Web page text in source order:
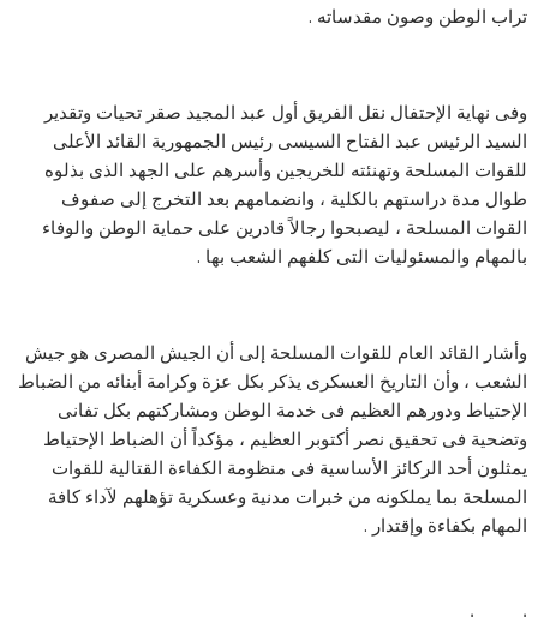
تراب الوطن وصون مقدساته .
وفى نهاية الإحتفال نقل الفريق أول عبد المجيد صقر تحيات وتقدير
السيد الرئيس عبد الفتاح السيسى رئيس الجمهورية القائد الأعلى
للقوات المسلحة وتهنئته للخريجين وأسرهم على الجهد الذى بذلوه
طوال مدة دراستهم بالكلية ، وانضمامهم بعد التخرج إلى صفوف
القوات المسلحة ، ليصبحوا رجالاً قادرين على حماية الوطن والوفاء
بالمهام والمسئوليات التى كلفهم الشعب بها .
وأشار القائد العام للقوات المسلحة إلى أن الجيش المصرى هو جيش
الشعب ، وأن التاريخ العسكرى يذكر بكل عزة وكرامة أبنائه من الضباط
الإحتياط ودورهم العظيم فى خدمة الوطن ومشاركتهم بكل تفانى
وتضحية فى تحقيق نصر أكتوبر العظيم ، مؤكداً أن الضباط الإحتياط
يمثلون أحد الركائز الأساسية فى منظومة الكفاءة القتالية للقوات
المسلحة بما يملكونه من خبرات مدنية وعسكرية تؤهلهم لآداء كافة
المهام بكفاءة وإقتدار .